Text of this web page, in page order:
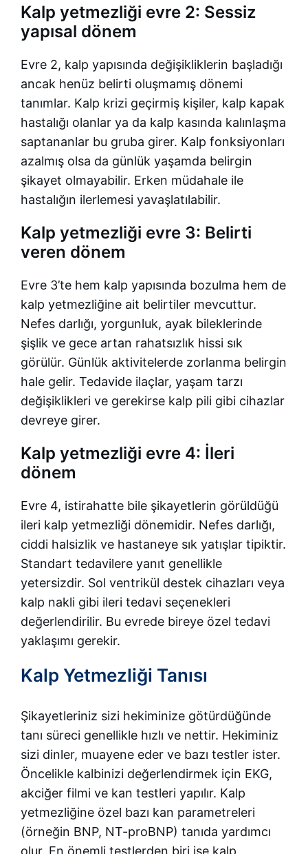
Kalp yetmezliği evre 2: Sessiz
yapısal dönem
Evre 2, kalp yapısında değişikliklerin başladığı
ancak henüz belirti oluşmamış dönemi
tanımlar. Kalp krizi geçirmiş kişiler, kalp kapak
hastalığı olanlar ya da kalp kasında kalınlaşma
saptananlar bu gruba girer. Kalp fonksiyonları
azalmış olsa da günlük yaşamda belirgin
şikayet olmayabilir. Erken müdahale ile
hastalığın ilerlemesi yavaşlatılabilir.
Kalp yetmezliği evre 3: Belirti
veren dönem
Evre 3’te hem kalp yapısında bozulma hem de
kalp yetmezliğine ait belirtiler mevcuttur.
Nefes darlığı, yorgunluk, ayak bileklerinde
şişlik ve gece artan rahatsızlık hissi sık
görülür. Günlük aktivitelerde zorlanma belirgin
hale gelir. Tedavide ilaçlar, yaşam tarzı
değişiklikleri ve gerekirse kalp pili gibi cihazlar
devreye girer.
Kalp yetmezliği evre 4: İleri
dönem
Evre 4, istirahatte bile şikayetlerin görüldüğü
ileri kalp yetmezliği dönemidir. Nefes darlığı,
ciddi halsizlik ve hastaneye sık yatışlar tipiktir.
Standart tedavilere yanıt genellikle
yetersizdir. Sol ventrikül destek cihazları veya
kalp nakli gibi ileri tedavi seçenekleri
değerlendirilir. Bu evrede bireye özel tedavi
yaklaşımı gerekir.
Kalp Yetmezliği Tanısı
Şikayetleriniz sizi hekiminize götürdüğünde
tanı süreci genellikle hızlı ve nettir. Hekiminiz
sizi dinler, muayene eder ve bazı testler ister.
Öncelikle kalbinizi değerlendirmek için EKG,
akciğer filmi ve kan testleri yapılır. Kalp
yetmezliğine özel bazı kan parametreleri
(örneğin BNP, NT-proBNP) tanıda yardımcı
olur. En önemli testlerden biri ise kalp